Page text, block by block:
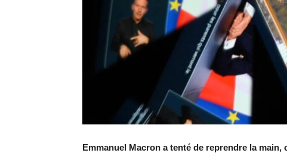
Emmanuel Macron a tenté de reprendre la